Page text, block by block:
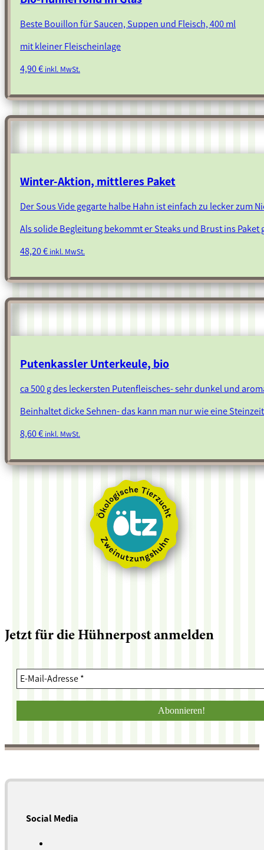
Beste Bouillon für Saucen, Suppen und Fleisch, 400 ml
mit kleiner Fleischeinlage
4,90€ inkl. MwSt.
Winter-Aktion, mittleres Paket
Der Sous Vide gegarte halbe Hahn ist einfach zu lecker zum
Als solide Begleitung bekommt er Steaks und Brust ins Paket
48,20€ inkl. MwSt.
Putenkassler Unterkeule, bio
ca 500 g des leckersten Putenfleisches- sehr dunkel und
Beinhaltet dicke Sehnen- das kann man nur wie eine
8,60€ inkl. MwSt.
Jetzt für die Hühnerpost anmelden
Social Media